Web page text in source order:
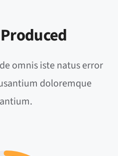
omnis iste natus error
doloremque